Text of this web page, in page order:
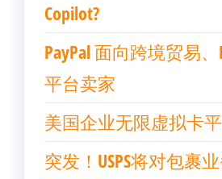
Copilot?
PayPal 面向跨境贸易、
平台卖家
美国企业无限虚拟卡
突发！USPS将对包裹